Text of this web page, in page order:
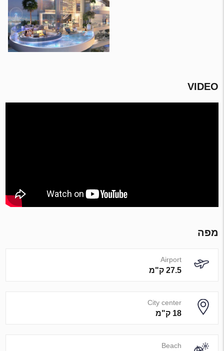
VIDEO
מפה
Airport
27.5 ק"מ
City center
18 ק"מ
Beach